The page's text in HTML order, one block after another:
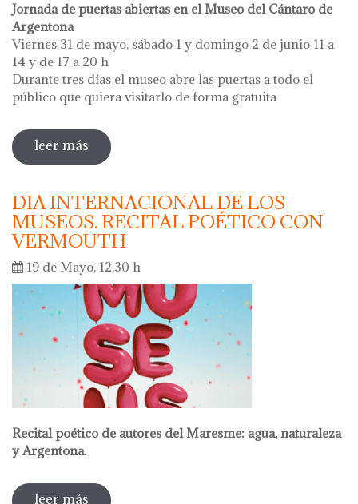
Jornada de puertas abiertas en el Museo del Cántaro de
Argentona
Viernes 31 de mayo, sábado 1 y domingo 2 de junio 11 a
14 y de 17 a 20 h
Durante tres días el museo abre las puertas a todo el
público que quiera visitarlo de forma gratuita
leer más sobre ¡hola cerámica!
DIA INTERNACIONAL DE LOS
MUSEOS. RECITAL POÉTICO CON
VERMOUTH
19 de Mayo, 12,30 h
Recital poético de autores del Maresme: agua, naturaleza
y Argentona.
leer más sobre dia internacional de los museos.